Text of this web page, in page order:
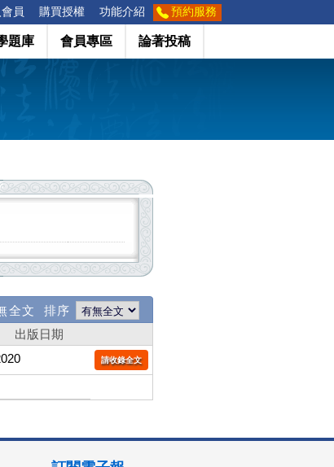
員 購買授權 功能介紹 預約服務
題庫 會員專區 論著投稿
全文 排序
出版日期
請收錄全文